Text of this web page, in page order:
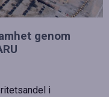
genom
i